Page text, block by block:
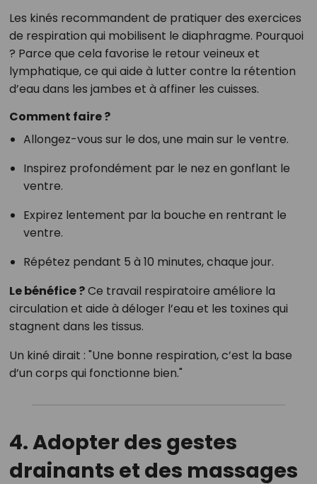
Les kinés recommandent de pratiquer des exercices
de respiration qui mobilisent le diaphragme. Pourquoi
? Parce que cela favorise le retour veineux et
lymphatique, ce qui aide à lutter contre la rétention
d’eau dans les jambes et à affiner les cuisses.
Comment faire ?
Allongez-vous sur le dos, une main sur le ventre.
Inspirez profondément par le nez en gonflant le
ventre.
Expirez lentement par la bouche en rentrant le
ventre.
Répétez pendant 5 à 10 minutes, chaque jour.
Le bénéfice ?Ce travail respiratoire améliore la
circulation et aide à déloger l’eau et les toxines qui
stagnent dans les tissus.
Un kiné dirait : "Une bonne respiration, c’est la base
d’un corps qui fonctionne bien."
4. Adopter des gestes
drainants et des massages